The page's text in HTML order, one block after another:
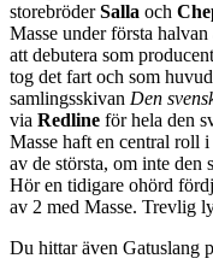
storebröderSalla och
Masse under första
att debutera som
tog det fart och som
samlingsskivan Den
via Redline för hela den
Masse haft en central roll
av de största, om inte den
Hör en tidigare ohörd
av 2 med Masse. Trevlig
Du hittar även Gatuslang